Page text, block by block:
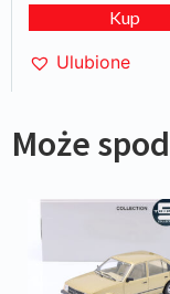
Kup
Ulubione
Może